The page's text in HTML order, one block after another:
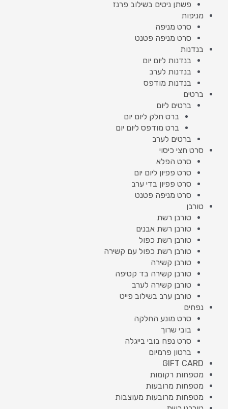
פשתן ניטים בשילוב פרנז
מניפות
סרט מניפה
סרט מניפה פטנט
בנדנות
בנדנות ליום יום
בנדנות לערב
בנדנות מודפס
ברטים
ברטים ליום
ברט חלק ליום יום
ברט מודפס ליום יום
ברטים לערב
סרט חצי כיסוי
סרט הפלא
סרט פפיון ליום יום
סרט פפיון בדי ערב
סרט מניפה פטנט
טורבן
טורבן רשת
טורבן רשת אבנים
טורבן רשת כפול
טורבן רשת כפול עם קשירה
טורבן קשירה
טורבן קשירה בד קטיפה
טורבן קשירה לערב
טורבן ערב בשילוב פייט
נפחים
סרט מונע החלקה
בובי שרוך
סרט נפח בובי בייגלה
ברטון פרמיום
GIFT CARD
מטפחות רקומות
מטפחות מרובעות
מטפחות מרובעות מעוצבות